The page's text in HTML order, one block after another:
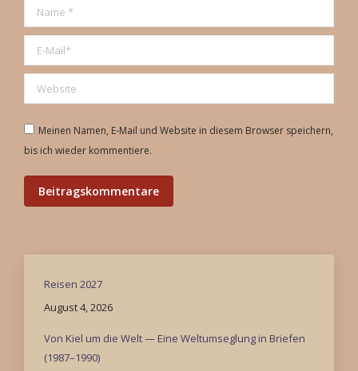
Name *
E-Mail *
Website
Meinen Namen, E-Mail und Website in diesem Browser speichern,
bis ich wieder kommentiere.
Beitragskommentare
Reisen 2027
August 4, 2026
Von Kiel um die Welt — Eine Weltumseglung in Briefen
(1987–1990)